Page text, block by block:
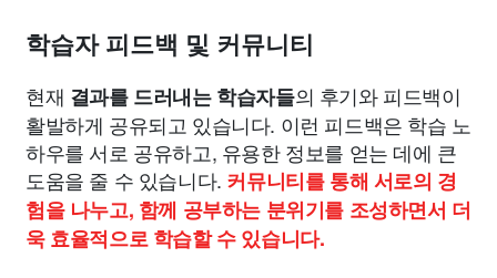
학습자 피드백 및 커뮤니티
현재 결과를 드러내는 학습자들의 후기와 피드백이
활발하게 공유되고 있습니다. 이런 피드백은 학습 노
하우를 서로 공유하고, 유용한 정보를 얻는 데에 큰
도움을 줄 수 있습니다. 커뮤니티를 통해 서로의 경
험을 나누고, 함께 공부하는 분위기를 조성하면서 더
욱 효율적으로 학습할 수 있습니다.